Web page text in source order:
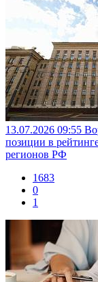
13.07.2026 09:55
позиции в
регионов РФ
1683
0
1